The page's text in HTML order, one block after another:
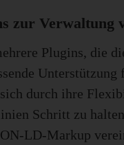
zur Verwaltung
Plugins, die
durch ihre
Schritt zu
LD-Markup